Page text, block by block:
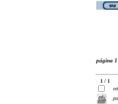
página 1
1 / 1